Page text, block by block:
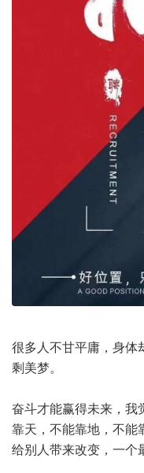
很多人不甘平庸，身体
剩美梦。
奋斗才能赢得未来，我
靠天，不能靠地，不能
给别人带来改变，一个